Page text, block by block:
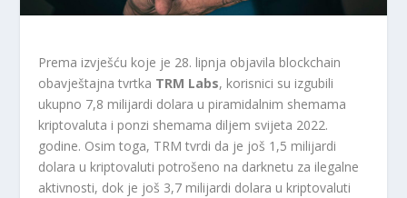
Prema izvješću koje je 28. lipnja objavila blockchain
obavještajna tvrtka TRM Labs, korisnici su izgubili
ukupno 7,8 milijardi dolara u piramidalnim shemama
kriptovaluta i ponzi shemama diljem svijeta 2022.
godine. Osim toga, TRM tvrdi da je još 1,5 milijardi
dolara u kriptovaluti potrošeno na darknetu za ilegalne
aktivnosti, dok je još 3,7 milijardi dolara u kriptovaluti